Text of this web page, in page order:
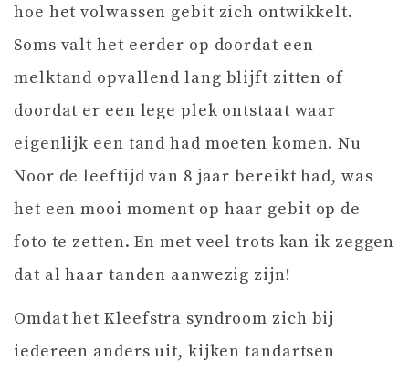
hoe het volwassen gebit zich ontwikkelt.
Soms valt het eerder op doordat een
melktand opvallend lang blijft zitten of
doordat er een lege plek ontstaat waar
eigenlijk een tand had moeten komen. Nu
Noor de leeftijd van 8 jaar bereikt had, was
het een mooi moment op haar gebit op de
foto te zetten. En met veel trots kan ik zeggen
dat al haar tanden aanwezig zijn!
Omdat het Kleefstra syndroom zich bij
iedereen anders uit, kijken tandartsen